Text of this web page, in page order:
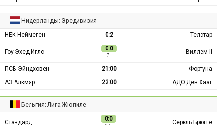
Нидерланды: Эредивизия
НЕК Неймеген 0:2 Телстар
Гоу Эхед Иглс 0:0
7 ′
Виллем II
ПСВ Эйндховен 21:00
Фортуна
АЗ Алкмар
22:00 АДО Ден Хааг
Бельгия: Лига Жюпиле
Стандард 0:0 Серкль Брюгге